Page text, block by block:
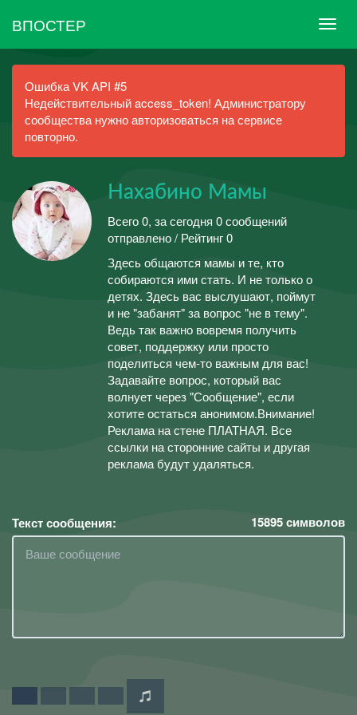
ВПОСТЕР
Ошибка VK API #5
Недействительный access_token! Администратору
сообщества нужно авторизоваться на сервисе
повторно.
Нахабино Мамы
Всего 0, за сегодня 0 сообщений
отправлено / Рейтинг 0
Здесь общаются мамы и те, кто
собираются ими стать. И не только о
детях. Здесь вас выслушают, поймут
и не "забанят" за вопрос "не в тему".
Ведь так важно вовремя получить
совет, поддержку или просто
поделиться чем-то важным для вас!
Задавайте вопрос, который вас
волнует через "Сообщение", если
хотите остаться анонимом.Внимание!
Реклама на стене ПЛАТНАЯ. Все
ссылки на сторонние сайты и другая
реклама будут удаляться.
Текст сообщения: 15895символов